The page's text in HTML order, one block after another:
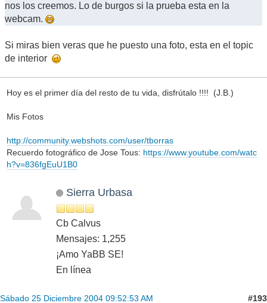
nos los creemos. Lo de burgos si la prueba esta en la
webcam.
Si miras bien veras que he puesto una foto, esta en el topic
de interior
Hoy es el primer día del resto de tu vida, disfrútalo !!!! (J.B.)
Mis Fotos
http://community.webshots.com/user/tborras
Recuerdo fotográfico de Jose Tous: https://www.youtube.com/watc
h?v=836fgEuU1B0
Sierra Urbasa
Cb Calvus
Mensajes: 1,255
¡Amo YaBB SE!
En línea
Sábado 25 Diciembre 2004 09:52:53 AM #193